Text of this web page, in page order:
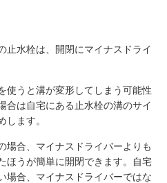
止水栓は、開閉にマイナスドライ
使うと溝が変形してしまう可能性
合は自宅にある止水栓の溝のサイ
します。
場合、マイナスドライバーよりも
ほうが簡単に開閉できます。自宅
場合、マイナスドライバーではな